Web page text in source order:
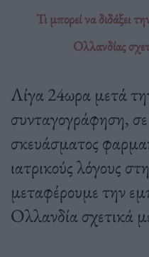
Τι μπορεί να διδάξει
Ολλανδίας
Λίγα 24ωρα μετά
συνταγογράφηση,
σκευάσματος
ιατρικούς λόγους
μεταφέρουμε την
Ολλανδία σχετικά